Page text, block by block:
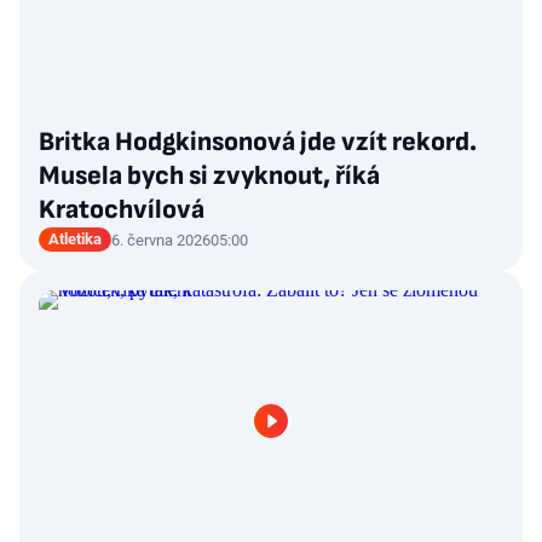
Britka Hodgkinsonová jde vzít rekord.
Musela bych si zvyknout, říká
Kratochvílová
Atletika 6. června 202605:00